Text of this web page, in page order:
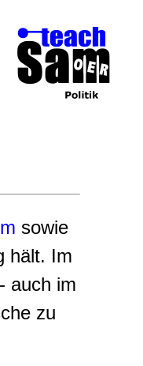
sowie
hält. Im
auch im
zu